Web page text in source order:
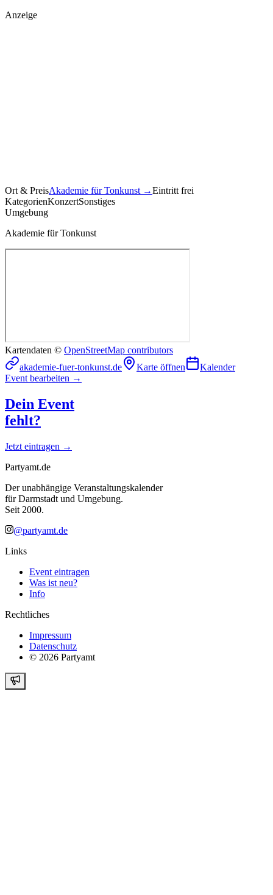
Anzeige
Ort & PreisAkademie für Tonkunst →Eintritt frei
KategorienKonzertSonstiges
Umgebung
Akademie für Tonkunst
Kartendaten © OpenStreetMap contributors
akademie-fuer-tonkunst.de
Karte öffnen
Kalender
Event bearbeiten →
Dein Event
fehlt?
Jetzt eintragen →
Partyamt.de
Der unabhängige Veranstaltungskalender
für Darmstadt und Umgebung.
Seit 2000.
@partyamt.de
Links
Event eintragen
Was ist neu?
Info
Rechtliches
Impressum
Datenschutz
© 2026 Partyamt